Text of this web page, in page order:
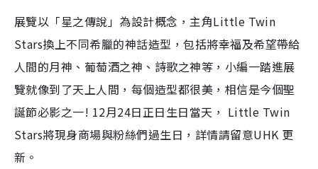
展覽以「星之傳說」為設計概念，主角Little Twin
Stars換上不同希臘的神話造型，包括將幸福及希望帶給
人間的月神、葡萄酒之神、詩歌之神等，小編一踏進展
覽就像到了天上人間，每個造型都很美，相信是今個聖
誕節必影之一! 12月24日正日生日當天， Little Twin
Stars將現身商場與粉絲們過生日，詳情請留意UHK 更
新。